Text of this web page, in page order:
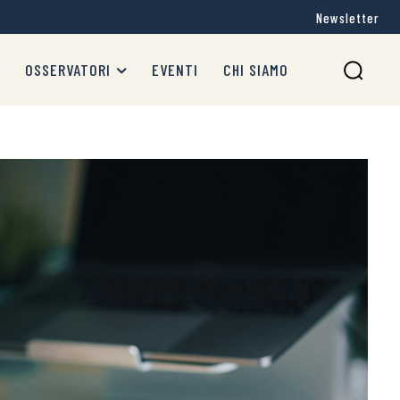
Newsletter
OSSERVATORI EVENTI CHI SIAMO